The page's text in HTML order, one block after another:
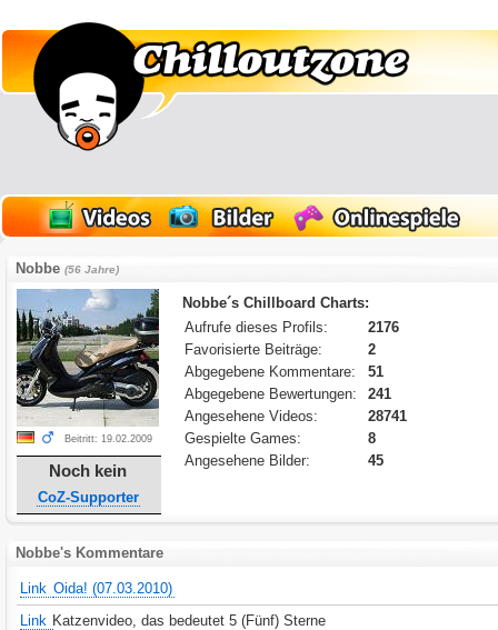
Nobbe(56 Jahre)
Beitritt: 19.02.2009
Noch kein
CoZ-Supporter
Nobbe´s Chillboard Charts:
Aufrufe dieses Profils:
2176
Favorisierte Beiträge:
2
Abgegebene Kommentare:
51
Abgegebene Bewertungen:
241
Angesehene Videos:
28741
Gespielte Games:
8
Angesehene Bilder:
45
Nobbe's Kommentare
Link Oida! (07.03.2010)
Link Katzenvideo, das bedeutet 5 (Fünf) Sterne